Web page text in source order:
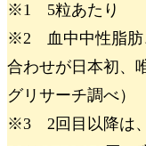
※1 5粒あたり
※2 血中中性脂肪
合わせが日本初、
グリサーチ調べ）
※3 2回目以降は、